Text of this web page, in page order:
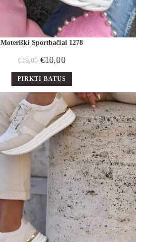
Moteriški Sportbačiai 1278
€19,00 €10,00
PIRKTI BATUS